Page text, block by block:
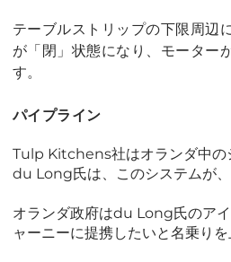
テーブルストリップの下限周辺
が「閉」状態になり、モーター
す。
パイプライン
Tulp Kitchens社はオランダ中の
du Long氏は、このシステムが、
オランダ政府はdu Long氏のア
ャーニーに提携したいと名乗りを